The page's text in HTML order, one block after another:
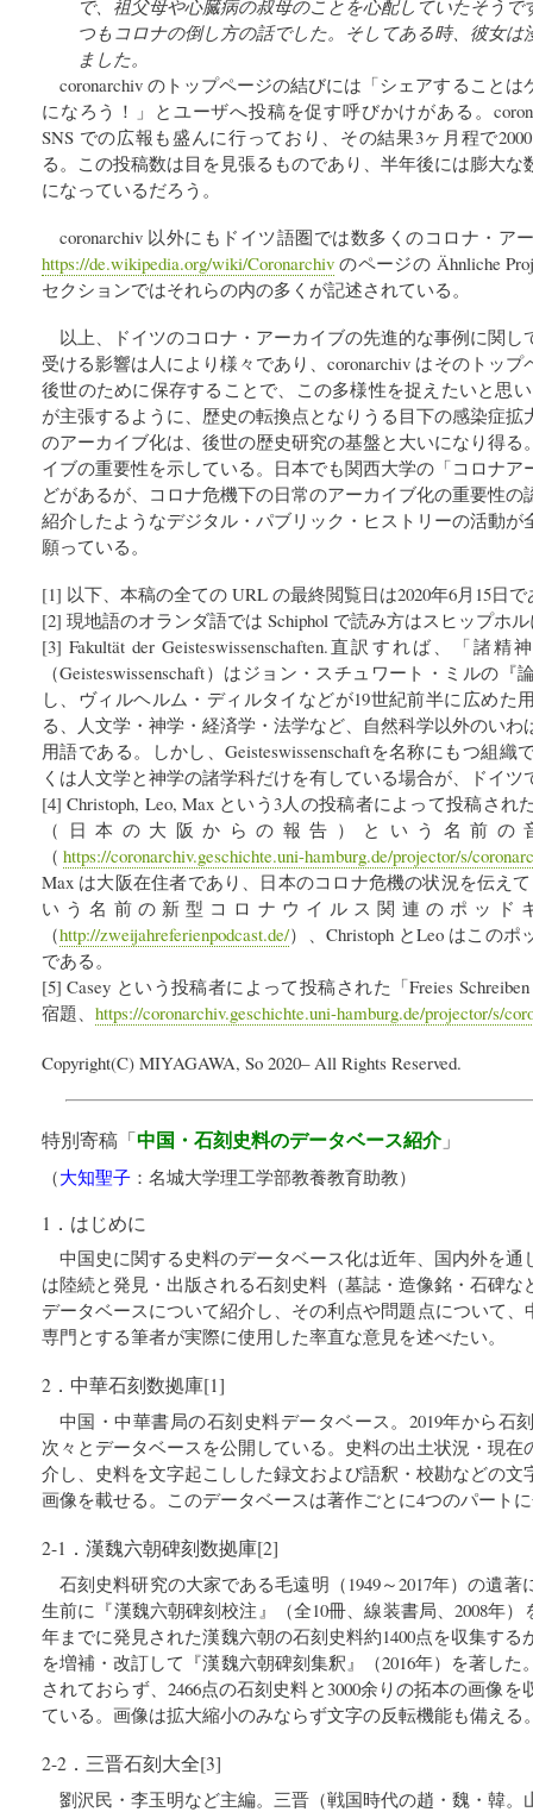
で、祖父母や心臓病の叔母のことを心配していたそう
つもコロナの倒し方の話でした。そしてある時、彼女
ました。
coronarchiv のトップページの結びには「シェアすること
になろう！」とユーザへ投稿を促す呼びかけがある。
SNS での広報も盛んに行っており、その結果3ヶ月程で
る。この投稿数は目を見張るものであり、半年後には膨大
になっているだろう。
coronarchiv 以外にもドイツ語圏では数多くのコロナ・ア
https://de.wikipedia.org/wiki/Coronarchiv のページの Ähnliche
セクションではそれらの内の多くが記述されている。
以上、ドイツのコロナ・アーカイブの先進的な事例に関
受ける影響は人により様々であり、coronarchiv はそのトッ
後世のために保存することで、この多様性を捉えたいと思
が主張するように、歴史の転換点となりうる目下の感染症
のアーカイブ化は、後世の歴史研究の基盤と大いになり得る
イブの重要性を示している。日本でも関西大学の「コロナ
どがあるが、コロナ危機下の日常のアーカイブ化の重要性
紹介したようなデジタル・パブリック・ヒストリーの活動が
願っている。
[1] 以下、本稿の全ての URL の最終閲覧日は2020年6月15日
[2] 現地語のオランダ語では Schiphol で読み方はスヒップホ
[3] Fakultät der Geisteswissenschaften.直訳すれば、「諸
（Geisteswissenschaft）はジョン・スチュワート・ミルの
し、ヴィルヘルム・ディルタイなどが19世紀前半に広めた
る、人文学・神学・経済学・法学など、自然科学以外のい
用語である。しかし、Geisteswissenschaftを名称にもつ組
くは人文学と神学の諸学科だけを有している場合が、ドイツ
[4] Christoph, Leo, Max という3人の投稿者によって投稿され
（日本の大阪からの報告）という名前の
（ https://coronarchiv.geschichte.uni-hamburg.de/projector/s/
Max は大阪在住者であり、日本のコロナ危機の状況を伝えて
いう名前の新型コロナウイルス関連のポッド
（http://zweijahreferienpodcast.de/）、Christoph とLeo はこの
である。
[5] Casey という投稿者によって投稿された「Freies
宿題、 https://coronarchiv.geschichte.uni-hamburg.de/projector/s/
Copyright(C) MIYAGAWA, So 2020– All Rights Reserved.
特別寄稿「中国・石刻史料のデータベース紹介」
（大知聖子 ： 名城大学理工学部教養教育助教）
1．はじめに
中国史に関する史料のデータベース化は近年、国内外を通
は陸続と発見・出版される石刻史料（墓誌・造像銘・石碑
データベースについて紹介し、その利点や問題点について、
専門とする筆者が実際に使用した率直な意見を述べたい。
2．中華石刻数拠庫[1]
中国・中華書局の石刻史料データベース。2019年から石
次々とデータベースを公開している。史料の出土状況・現
介し、史料を文字起こしした録文および語釈・校勘などの文
画像を載せる。このデータベースは著作ごとに4つのパート
2-1．漢魏六朝碑刻数拠庫[2]
石刻史料研究の大家である毛遠明（1949～2017年）の遺
生前に『漢魏六朝碑刻校注』（全10冊、線装書局、2008年）
年までに発見された漢魏六朝の石刻史料約1400点を収集す
を増補・改訂して『漢魏六朝碑刻集釈』（2016年）を著し
されておらず、2466点の石刻史料と3000余りの拓本の画像
ている。画像は拡大縮小のみならず文字の反転機能も備える
2-2．三晋石刻大全[3]
劉沢民・李玉明など主編。三晋（戦国時代の趙・魏・韓。